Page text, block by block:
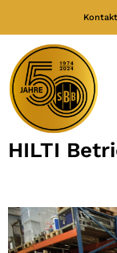
Kontakt
HILTI